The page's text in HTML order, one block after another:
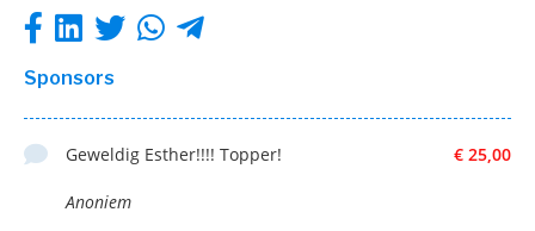
Sponsors
€ 25,00
Geweldig Esther!!!! Topper!
Anoniem